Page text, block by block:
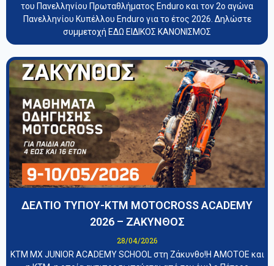
του Πανελληνίου Πρωταθλήματος Enduro και τον 2ο αγώνα
Πανελληνίου Κυπέλλου Enduro για το έτος 2026. Δηλώστε
συμμετοχή ΕΔΩ ΕΙΔΙΚΟΣ ΚΑΝΟΝΙΣΜΟΣ
ΔΕΛΤΙΟ ΤΥΠΟΥ-KTM MOTOCROSS ACADEMY
2026 – ΖΑΚΥΝΘΟΣ
28/04/2026
KTM MX JUNIOR ACADEMY SCHOOL στη Ζάκυνθο!Η ΑΜΟΤΟΕ και